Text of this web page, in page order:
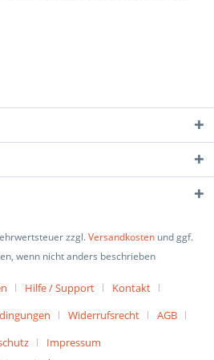
zzgl.Versandkosten und ggf.
wenn nicht anders beschrieben
Hilfe / Support
Kontakt
Widerrufsrecht
AGB
Impressum